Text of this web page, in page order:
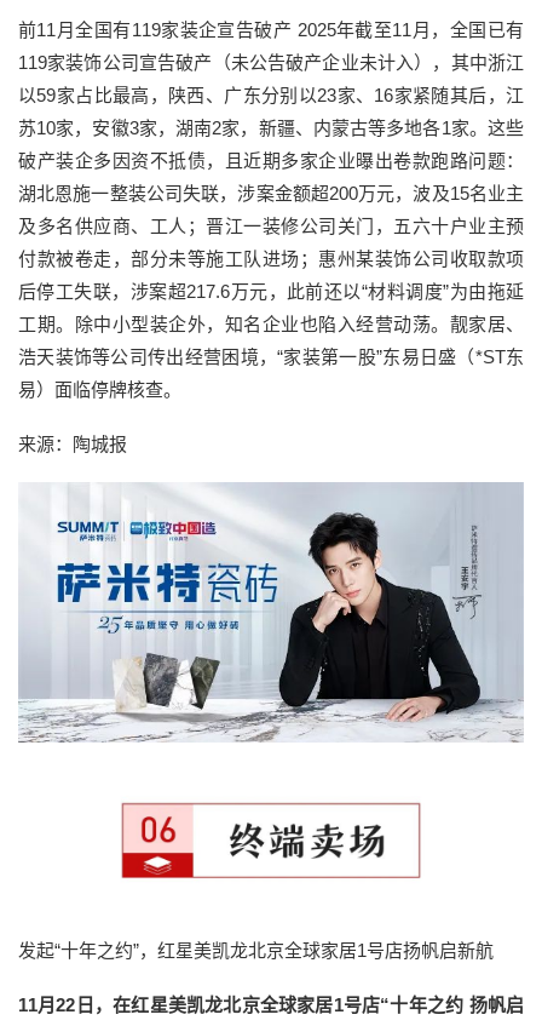
前11月全国有119家装企宣告破产 2025年截至11月，全国已有
119家装饰公司宣告破产（未公告破产企业未计入），其中浙江
以59家占比最高，陕西、广东分别以23家、16家紧随其后，江
苏10家，安徽3家，湖南2家，新疆、内蒙古等多地各1家。这些
破产装企多因资不抵债，且近期多家企业曝出卷款跑路问题：
湖北恩施一整装公司失联，涉案金额超200万元，波及15名业主
及多名供应商、工人；晋江一装修公司关门，五六十户业主预
付款被卷走，部分未等施工队进场；惠州某装饰公司收取款项
后停工失联，涉案超217.6万元，此前还以“材料调度”为由拖延
工期。除中小型装企外，知名企业也陷入经营动荡。靓家居、
浩天装饰等公司传出经营困境，“家装第一股”东易日盛（*ST东
易）面临停牌核查。
来源：陶城报
发起“十年之约”，红星美凯龙北京全球家居1号店扬帆启新航
11月22日，在红星美凯龙北京全球家居1号店“十年之约 扬帆启